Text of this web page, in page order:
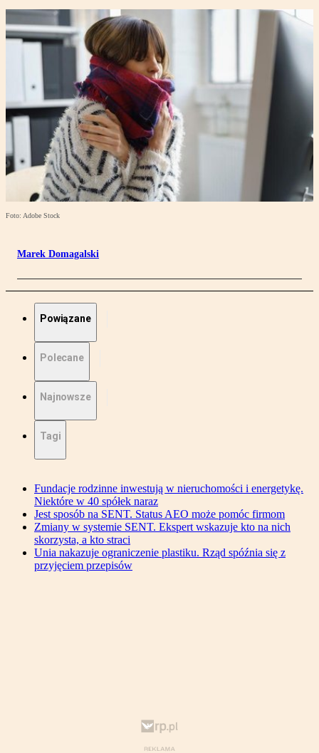
Foto: Adobe Stock
Marek Domagalski
Powiązane
Polecane
Najnowsze
Tagi
Fundacje rodzinne inwestują w nieruchomości i energetykę.
Niektóre w 40 spółek naraz
Jest sposób na SENT. Status AEO może pomóc firmom
Zmiany w systemie SENT. Ekspert wskazuje kto na nich
skorzysta, a kto straci
Unia nakazuje ograniczenie plastiku. Rząd spóźnia się z
przyjęciem przepisów